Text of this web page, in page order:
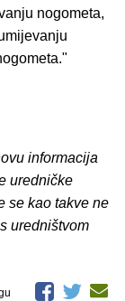
nogometa,
informacija
uredničke
se kao takve ne
uredništvom